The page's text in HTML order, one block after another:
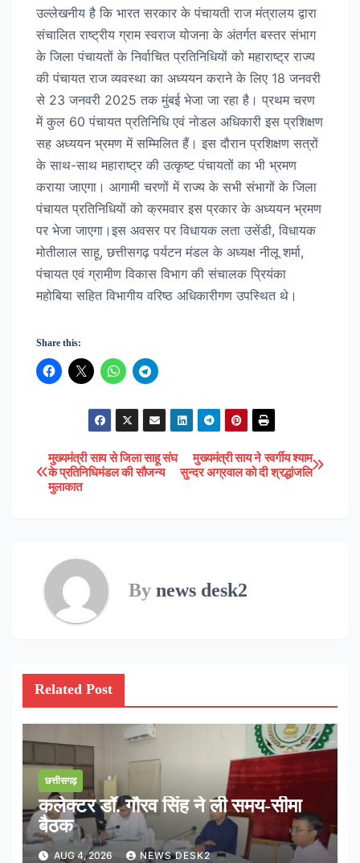
उल्लेखनीय है कि भारत सरकार के पंचायती राज मंत्रालय द्वारा
संचालित राष्ट्रीय ग्राम स्वराज योजना के अंतर्गत बस्तर संभाग
के जिला पंचायतों के निर्वाचित प्रतिनिधियों को महाराष्ट्र राज्य
की पंचायत राज व्यवस्था का अध्ययन कराने के लिए 18 जनवरी
से 23 जनवरी 2025 तक मुंबई भेजा जा रहा है। प्रथम चरण
में कुल 60 पंचायत प्रतिनिधि एवं नोडल अधिकारी इस प्रशिक्षण
सह अध्ययन भ्रमण में सम्मिलित हैं। इस दौरान प्रशिक्षण सत्रों
के साथ-साथ महाराष्ट्र की उत्कृष्ट पंचायतों का भी भ्रमण
कराया जाएगा। आगामी चरणों में राज्य के सभी संभागों के जिला
पंचायत प्रतिनिधियों को क्रमवार इस प्रकार के अध्ययन भ्रमण
पर भेजा जाएगा।इस अवसर पर विधायक लता उसेंडी, विधायक
मोतीलाल साहू, छत्तीसगढ़ पर्यटन मंडल के अध्यक्ष नीलू शर्मा,
पंचायत एवं ग्रामीण विकास विभाग की संचालक प्रियंका
महोबिया सहित विभागीय वरिष्ठ अधिकारीगण उपस्थित थे।
Share this:
Post
navigation
मुख्यमंत्री साय ने स्वर्गीय श्याम
सुन्दर अग्रवाल को दी श्रद्धांजलि
मुख्यमंत्री साय से जिला साहू संघ
के प्रतिनिधिमंडल की सौजन्य
मुलाकात
By news desk2
Related Post
छत्तीसगढ़
कलेक्टर डॉ. गौरव सिंह ने ली समय-सीमा
बैठक
AUG 4, 2026 NEWS DESK2